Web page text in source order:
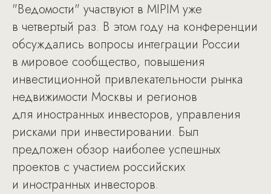
"Ведомости" участвуют в MIPIM уже
в четвертый раз. В этом году на конференции
обсуждались вопросы интеграции России
в мировое сообщество, повышения
инвестиционной привлекательности рынка
недвижимости Москвы и регионов
для иностранных инвесторов, управления
рисками при инвестировании. Был
предложен обзор наиболее успешных
проектов с участием российских
и иностранных инвесторов.